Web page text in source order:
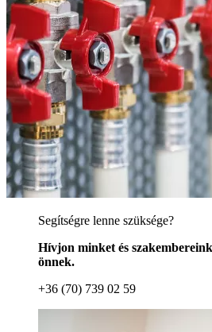
Segítségre lenne szüksége?
Hívjon minket és
önnek.
+36 (70) 739 02 59